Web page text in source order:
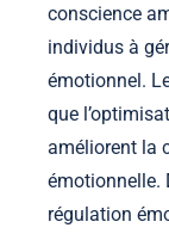
conscience
individus à
émotionnel.
que
améliorent la
émotionnelle.
régulation